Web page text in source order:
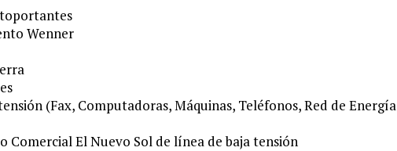
Wenner
(Fax, Computadoras, Máquinas, Teléfonos, Red de Energía
Comercial El Nuevo Sol de línea de baja tensión